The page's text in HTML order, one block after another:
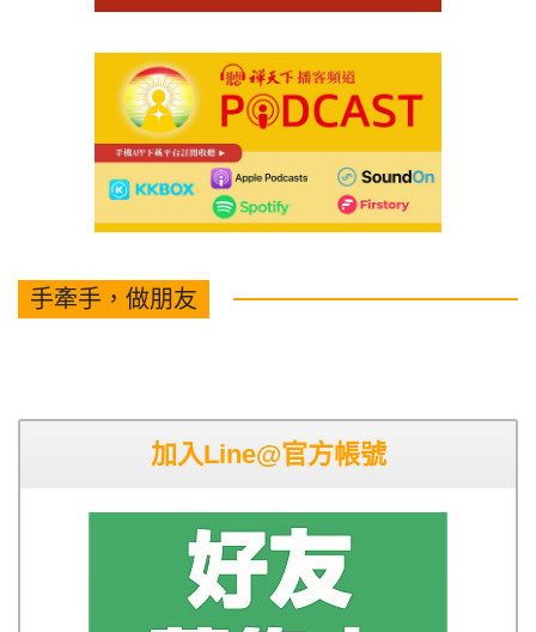
手牽手，做朋友
加入Line@官方帳號